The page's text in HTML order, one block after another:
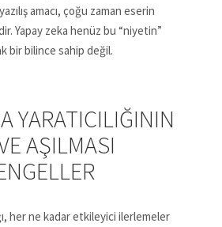
amacı, çoğu zaman eserin
Yapay zeka henüz bu “niyetin”
bir bilince sahip değil.
YARATICILIĞININ
AŞILMASI
her ne kadar etkileyici ilerlemeler